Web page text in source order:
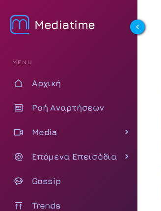
Mediatime
MENU
Αρχική
Ροή Αναρτήσεων
Media
Επόμενα Επεισόδια
Gossip
Trends